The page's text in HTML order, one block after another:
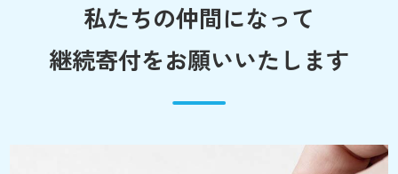
私たちの仲間になって
継続寄付をお願いいたします